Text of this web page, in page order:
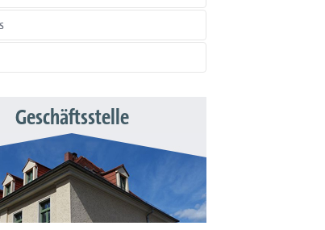
Geschäftsstelle